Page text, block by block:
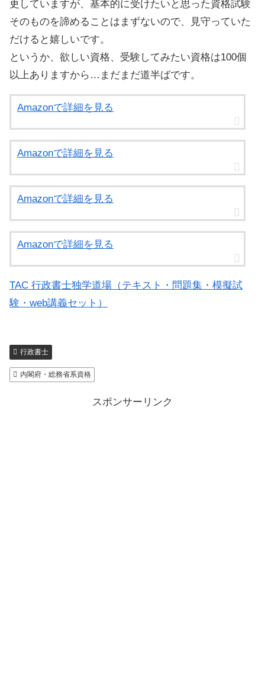
更していますが、基本的に受けたいと思った資格試験
そのものを諦めることはまずないので、見守っていた
だけると嬉しいです。
というか、欲しい資格、受験してみたい資格は100個
以上ありますから…まだまだ道半ばです。
Amazonで詳細を見る
Amazonで詳細を見る
Amazonで詳細を見る
Amazonで詳細を見る
TAC 行政書士独学道場（テキスト・問題集・模擬試
験・web講義セット）
行政書士
内閣府・総務省系資格
スポンサーリンク